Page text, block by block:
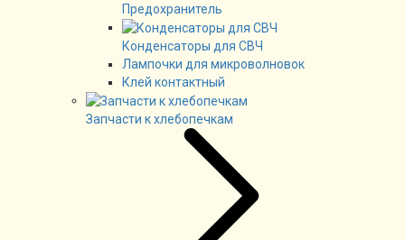
Предохранитель
Конденсаторы для СВЧ
Лампочки для микроволновок
Клей контактный
Запчасти к хлебопечкам